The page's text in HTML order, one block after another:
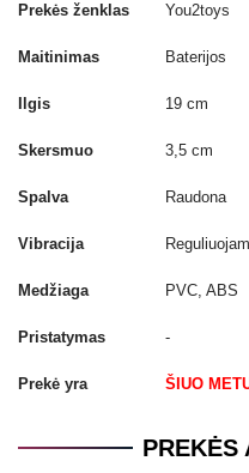
Prekės ženklas You2toys
Maitinimas Baterijos
Ilgis 19 cm
Skersmuo 3,5 cm
Spalva Raudona
Vibracija
Medžiaga PVC, ABS
Pristatymas -
Prekė yra ŠIUO
PREKĖS